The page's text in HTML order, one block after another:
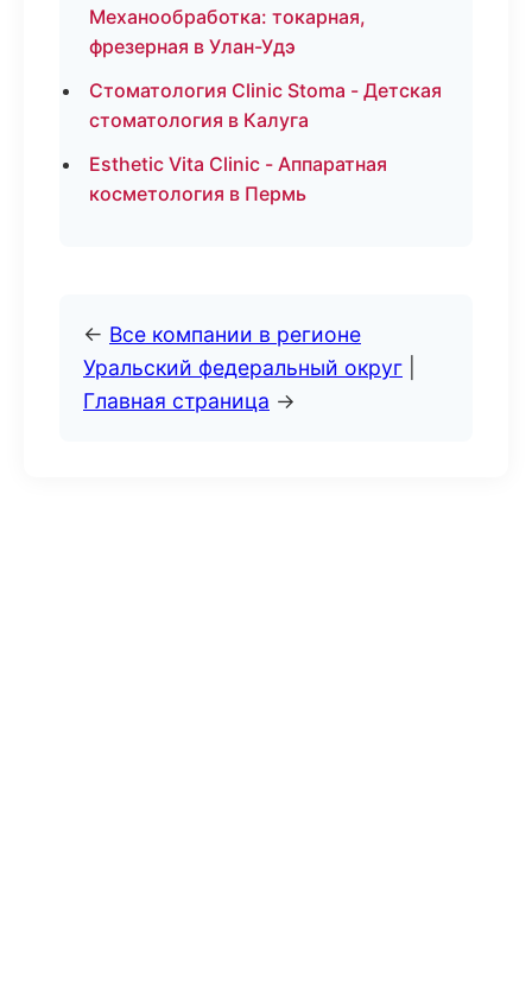
Механообработка: токарная,
фрезерная в Улан-Удэ
Стоматология Clinic Stoma - Детская
стоматология в Калуга
Esthetic Vita Clinic - Аппаратная
косметология в Пермь
← Все компании в регионе
Уральский федеральный округ
Главная страница →